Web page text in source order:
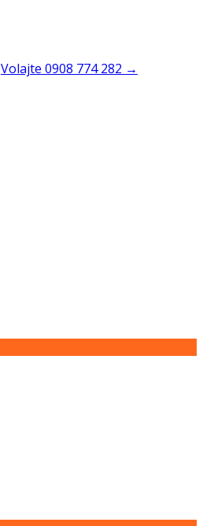
Volajte 0908 774 282 →